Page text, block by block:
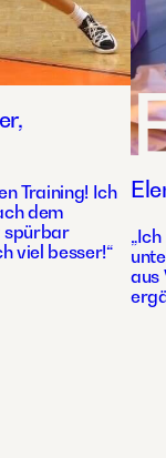
Training! Ich
dem
spürbar
viel besser!“
aus